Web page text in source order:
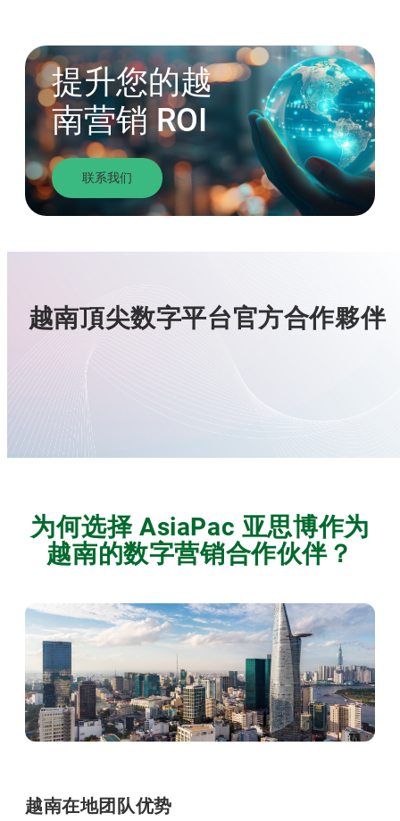
提升您的越
南营销 ROI
联系我们
越南頂尖数字平台官方合作夥伴
为何选择 AsiaPac 亚思博作为
越南的数字营销合作伙伴？
越南在地团队优势